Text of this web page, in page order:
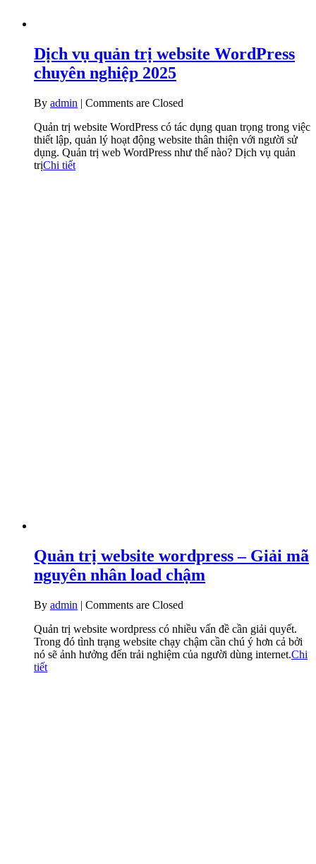
Dịch vụ quản trị website WordPress
chuyên nghiệp 2025
By admin | Comments are Closed
Quản trị website WordPress có tác dụng quan trọng trong việc
thiết lập, quản lý hoạt động website thân thiện với người sử
dụng. Quản trị web WordPress như thế nào? Dịch vụ quản
trịChi tiết
Quản trị website wordpress – Giải mã
nguyên nhân load chậm
By admin | Comments are Closed
Quản trị website wordpress có nhiều vấn đề cần giải quyết.
Trong đó tình trạng website chạy chậm cần chú ý hơn cả bởi
nó sẽ ảnh hưởng đến trải nghiệm của người dùng internet.Chi
tiết